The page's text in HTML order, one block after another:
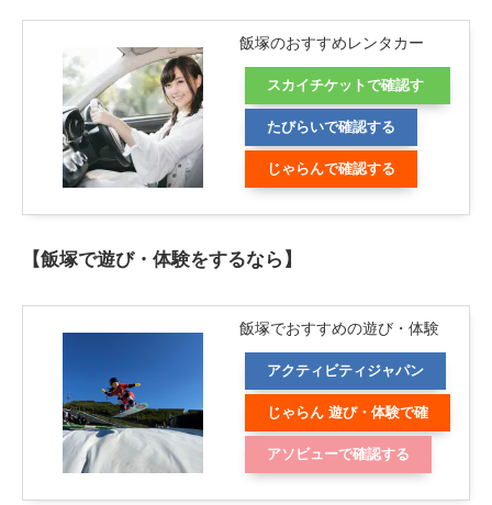
飯塚のおすすめレンタカー
スカイチケットで確認す
る
たびらいで確認する
じゃらんで確認する
【飯塚で遊び・体験をするなら】
飯塚でおすすめの遊び・体験
アクティビティジャパン
じゃらん 遊び・体験で確
認する
アソビューで確認する